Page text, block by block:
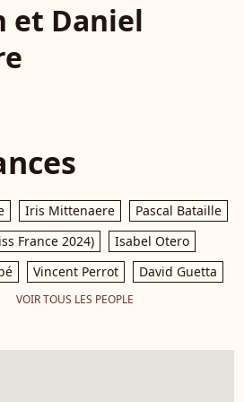
et Daniel
Iris Mittenaere
Pascal Bataille
France 2024)
Isabel Otero
Vincent Perrot David Guetta
VOIR TOUS LES PEOPLE